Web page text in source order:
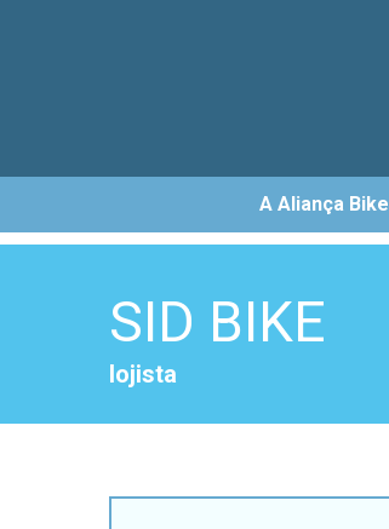
A Aliança Bike
SID BIKE
lojista